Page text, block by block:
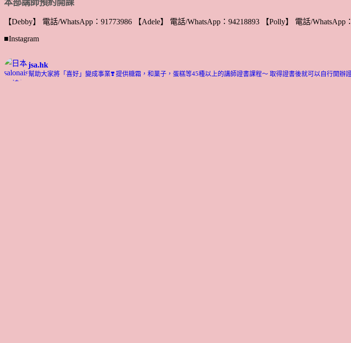
【Debby】 電話/WhatsApp：91773986 【Adele】 電話/WhatsApp：94218893 【Polly】 電話/
■Instagram
jsa.hk
幫助大家將「喜好」變成事業❣️ 提供糖霜，和菓子，蛋糕等45種以上的講師證書課程～ 取得證書後就可以自行開辦